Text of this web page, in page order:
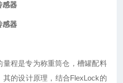
感器
感器
量程是专为称重筒仓，槽罐配料
的设计原理，结合FlexLock的